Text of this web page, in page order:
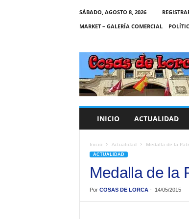
SÁBADO, AGOSTO 8, 2026
MARKET – GALERÍA COMERCIAL
C
A
S
INICIO ACTUALIDAD
Inicio Actualidad Medalla de la
ACTUALIDAD
Medalla de la
Por COSAS DE LORCA- 14/05/2015